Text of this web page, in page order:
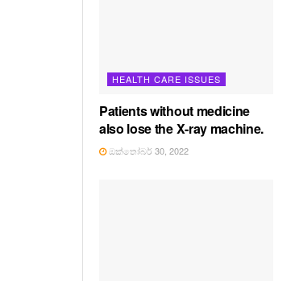
HEALTH CARE ISSUES
Patients without medicine
also lose the X-ray machine.
ඔක්තෝබර් 30, 2022